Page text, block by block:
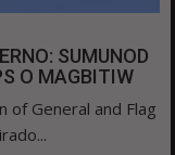
SUMUNOD
O MAGBITIW
of General and Flag